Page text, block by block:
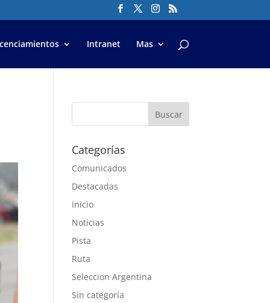
Intranet Mas
Categorías
Comunicados
Destacadas
Inicio
Noticias
Pista
Ruta
Seleccion Argentina
Sin categoría